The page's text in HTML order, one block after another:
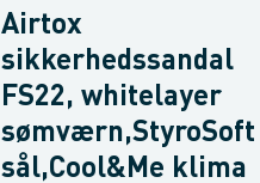
Airtox
sikkerhedssandal
FS22, whitelayer
sømværn,StyroSoft
sål,Cool&Me klima